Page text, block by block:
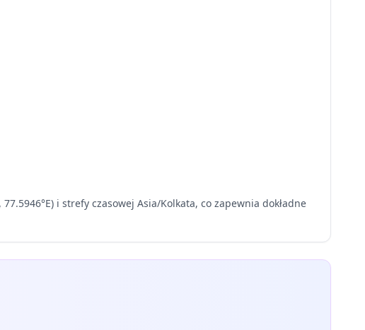
i strefy czasowej Asia/Kolkata, co zapewnia dokładne